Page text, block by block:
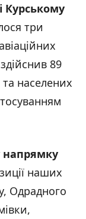
Курському
три
89
населених
напрямку
наших
Одрадного